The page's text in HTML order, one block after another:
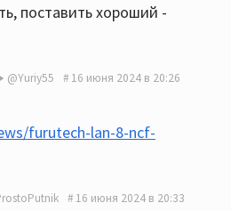
поставить хороший -
@Yuriy55 16 июня 2024 в 20:26
furutech-lan-8-ncf-
16 июня 2024 в 20:33